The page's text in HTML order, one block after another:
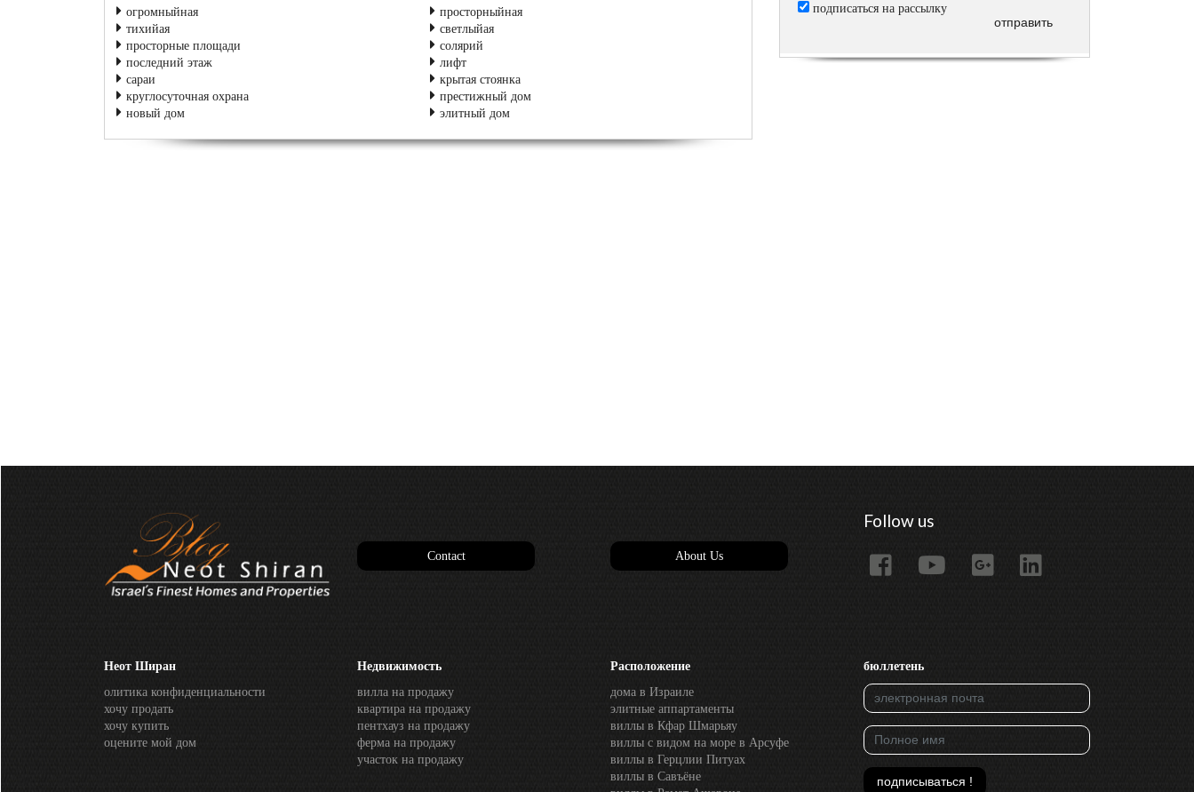
огромныйная
просторныйная
тихийая
светлыйая
просторные площади
солярий
последний этаж
лифт
сараи
крытая стоянка
круглосуточная охрана
престижный дом
новый дом
элитный дом
подписаться на рассылку
отправить
Contact About Us
Follow us
Неот Ширан
олитика конфиденциальности
хочу продать
хочу купить
оцените мой дом
Недвижимость
вилла на продажу
квартира на продажу
пентхауз на продажу
ферма на продажу
участок на продажу
Расположение
дома в Израиле
элитные аппартаменты
виллы в Кфар Шмарьяу
виллы с видом на море в Арсуфе
виллы в Герцлии Питуах
виллы в Савъёне
бюллетень
подписываться !